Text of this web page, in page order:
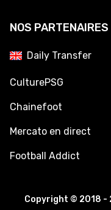
NOS PARTENAIRES
Daily Transfer
CulturePSG
Chainefoot
Mercato en direct
Football Addict
Copyright © 2018 -